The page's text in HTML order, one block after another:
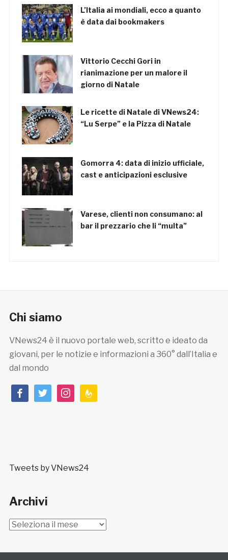
L’Italia ai mondiali, ecco a quanto
è data dai bookmakers
Vittorio Cecchi Gori in
rianimazione per un malore il
giorno di Natale
Le ricette di Natale di VNews24:
“Lu Serpe” e la Pizza di Natale
Gomorra 4: data di inizio ufficiale,
cast e anticipazioni esclusive
Varese, clienti non consumano: al
bar il prezzario che li “multa”
Chi siamo
VNews24 è il nuovo portale web, scritto e ideato da
giovani, per le notizie e informazioni a 360° dall’Italia e
dal mondo
facebooktwitterinstagramfeedburner
Tweets by VNews24
Archivi
Archivi